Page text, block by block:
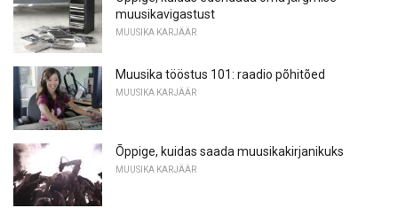
muusikavigastust
MUUSIKA KARJÄÄR
Muusika tööstus 101: raadio põhitõed
MUUSIKA KARJÄÄR
Õppige, kuidas saada muusikakirjanikuks
MUUSIKA KARJÄÄR